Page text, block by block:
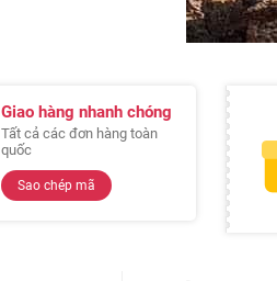
Giao hàng nhanh chóng
Tất cả các đơn hàng toàn
quốc
Sao chép mã